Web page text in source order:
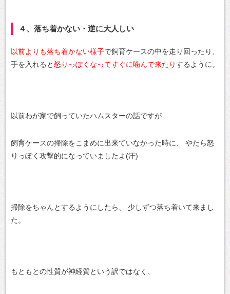
４、落ち着かない・逆に大人しい
以前よりも落ち着かない様子で飼育ケースの中を走り回ったり、
手を入れると怒りっぽくなってすぐに噛んで来たりするように。
以前わが家で飼っていたハムスターの話ですが…
飼育ケースの掃除をこまめに出来ていなかった時に、
やたら怒
りっぽく攻撃的になっていましたよ(汗)
掃除をちゃんとするようにしたら、
少しずつ落ち着いて来まし
た。
もともとの性質が神経質という訳ではなく、